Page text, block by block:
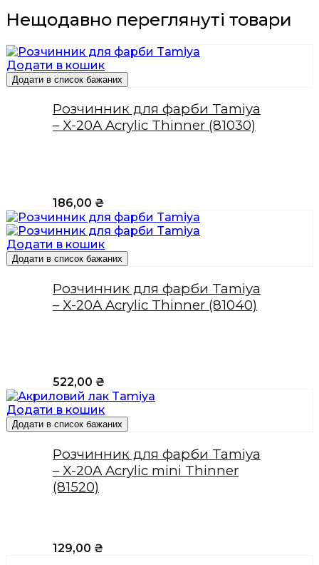
Нещодавно переглянуті товари
Додати в кошик
Додати в список бажаних
Розчинник для фарби Tamiya
– X-20A Acrylic Thinner (81030)
186,00 ₴
Додати в кошик
Додати в список бажаних
Розчинник для фарби Tamiya
– X-20A Acrylic Thinner (81040)
522,00 ₴
Додати в кошик
Додати в список бажаних
Розчинник для фарби Tamiya
– X-20A Acrylic mini Thinner
(81520)
129,00 ₴